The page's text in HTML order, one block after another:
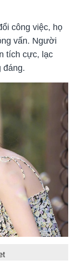
công việc, họ
vấn. Người
tích cực, lạc
đáng.